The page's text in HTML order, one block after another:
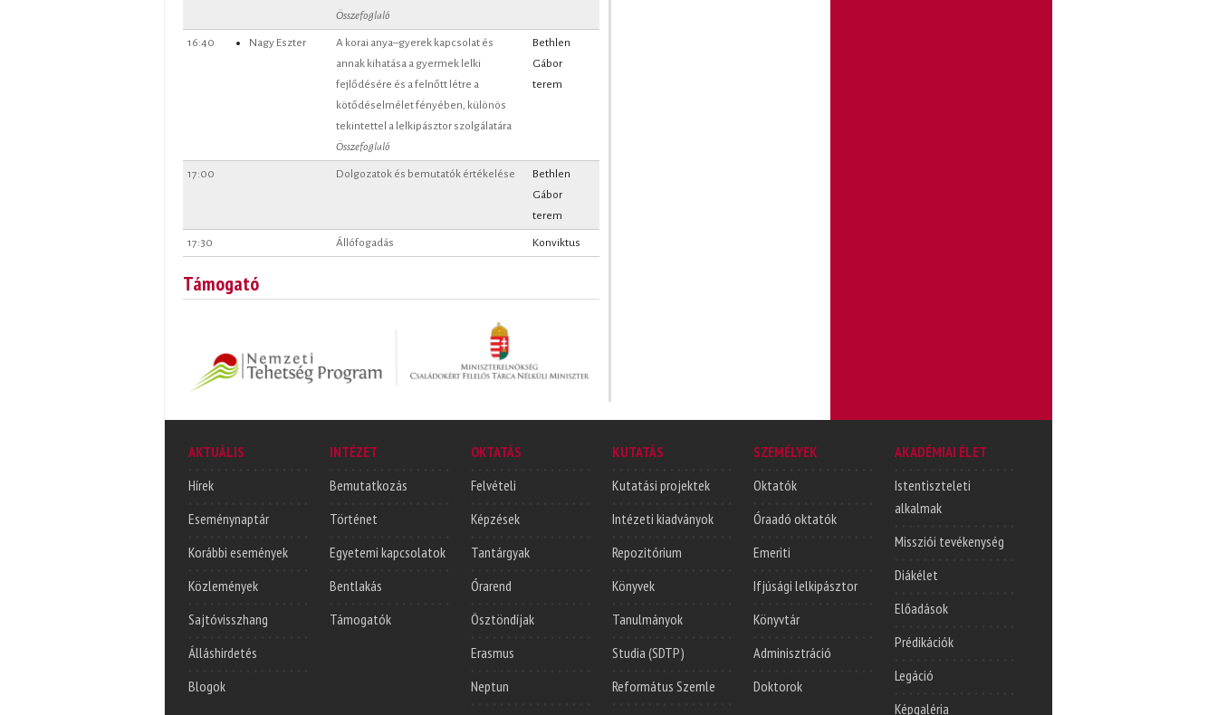
Összefoglaló
fejlődésére és a felnőtt létre a
kötődéselmélet fényében, különös
Összefoglaló
Állófogadás
Támogató
AKTUÁLIS
Hírek
Eseménynaptár
Korábbi események
Közlemények
Sajtóvisszhang
Álláshirdetés
Blogok
INTÉZET
Bemutatkozás
Történet
Egyetemi kapcsolatok
Bentlakás
Támogatók
OKTATÁS
Felvételi
Képzések
Tantárgyak
Órarend
Ösztöndíjak
Erasmus
Neptun
KUTATÁS
Kutatási projektek
Intézeti kiadványok
Repozitórium
Könyvek
Tanulmányok
Studia (SDTP)
Református Szemle
SZEMÉLYEK
Oktatók
Óraadó oktatók
Emeriti
Ifjúsági lelkipásztor
Könyvtár
Adminisztráció
Doktorok
AKADÉMIAI ÉLET
Istentiszteleti
alkalmak
Missziói tevékenység
Diákélet
Előadások
Prédikációk
Legáció
Képgaléria